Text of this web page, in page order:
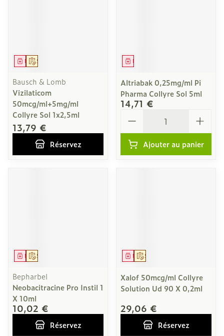
Sur prescription
Médicament
Bausch & Lomb
Vizilaticom
50mcg/ml+5mg/ml
Collyre Sol 1x2,5ml
13,79 €
Réservez
Médicament
Altriabak 0,25mg/ml Pi
Pharma Collyre Sol 5ml
14,71 €
Ajouter au panier
Sur prescription
Médicament
Bepharbel
Neobacitracine Pro Instil 1
X 10ml
10,02 €
Réservez
Sur prescription
Médicament
Xalof 50mcg/ml Collyre
Solution Ud 90 X 0,2ml
29,06 €
Réservez